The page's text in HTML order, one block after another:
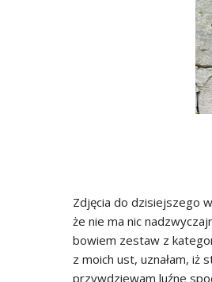
Zdjęcia do dzisiejszego
że nie ma nic
bowiem zestaw z
z moich ust, uznałam,
przywdziewam luźne